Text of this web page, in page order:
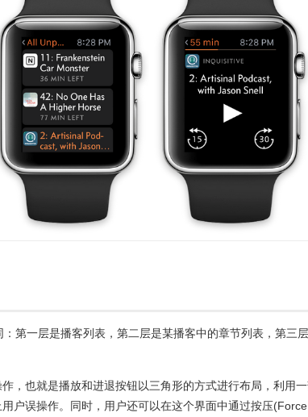
第一层是播客列表，第二层是某播客中的章节列表，第三
，也就是播放和进退按钮以三角形的方式进行布局，利用
户误操作。同时，用户还可以在这个界面中通过按压